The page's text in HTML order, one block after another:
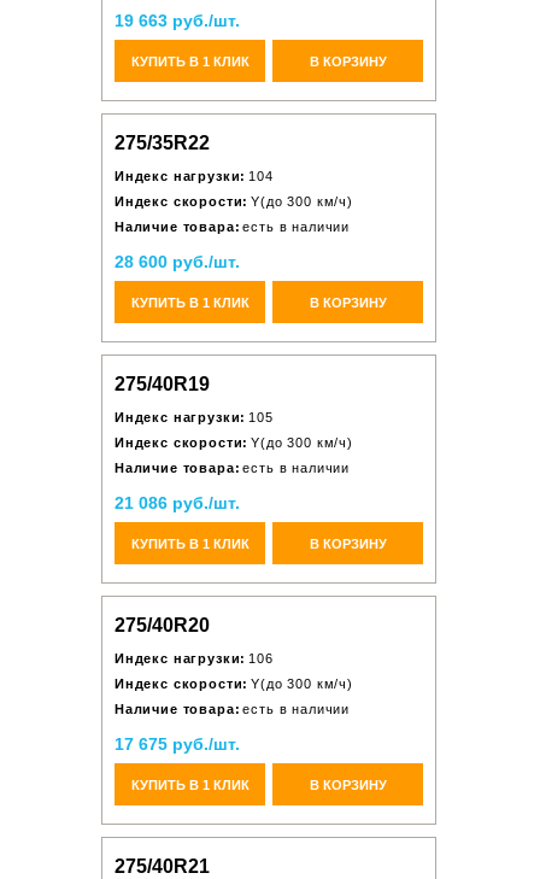
19 663 руб./шт.
КУПИТЬ В 1 КЛИК В КОРЗИНУ
275/35R22
Индекс нагрузки: 104
Индекс скорости: Y(до 300 км/ч)
Наличие товара: есть в наличии
28 600 руб./шт.
КУПИТЬ В 1 КЛИК В КОРЗИНУ
275/40R19
Индекс нагрузки: 105
Индекс скорости: Y(до 300 км/ч)
Наличие товара: есть в наличии
21 086 руб./шт.
КУПИТЬ В 1 КЛИК В КОРЗИНУ
275/40R20
Индекс нагрузки: 106
Индекс скорости: Y(до 300 км/ч)
Наличие товара: есть в наличии
17 675 руб./шт.
КУПИТЬ В 1 КЛИК В КОРЗИНУ
275/40R21